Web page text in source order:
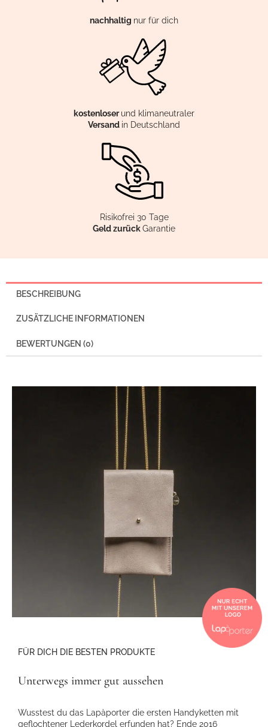
nachhaltig nur für dich
kostenloserund klimaneutraler
Versand in Deutschland
Risikofrei 30 Tage
Geld zurückGarantie
BESCHREIBUNG
ZUSÄTZLICHE INFORMATIONEN
BEWERTUNGEN (0)
FÜR DICH DIE BESTEN PRODUKTE
Unterwegs immer gut aussehen
Wusstest du das Lapàporter die ersten Handyketten mit
geflochtener Lederkordel erfunden hat? Ende 2016